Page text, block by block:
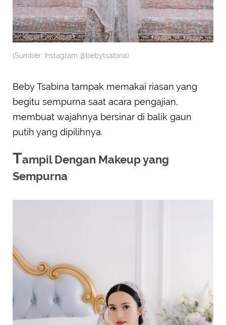
(Sumber: Instagram @bebytsabina)
Beby Tsabina tampak memakai riasan yang
begitu sempurna saat acara pengajian,
membuat wajahnya bersinar di balik gaun
putih yang dipilihnya.
Tampil Dengan Makeup yang
Sempurna